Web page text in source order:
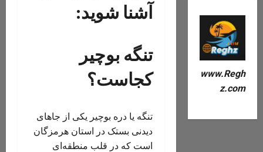
آشنا شوید:
تنگه بوچیر
کجاست؟
تنگه یا دره بوچیر یکی از جاهای
دیدنی بستک در استان هرمزگان
است که در قلب منطقه‌ای
www.Regh
z.com